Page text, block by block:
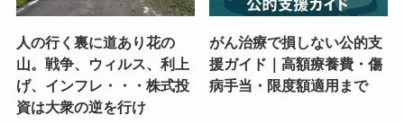
人の行く裏に道あり花の
山。戦争、ウィルス、利上
げ、インフレ・・・株式投
資は大衆の逆を行け
がん治療で損しない公的支
援ガイド｜高額療養費・傷
病手当・限度額適用まで